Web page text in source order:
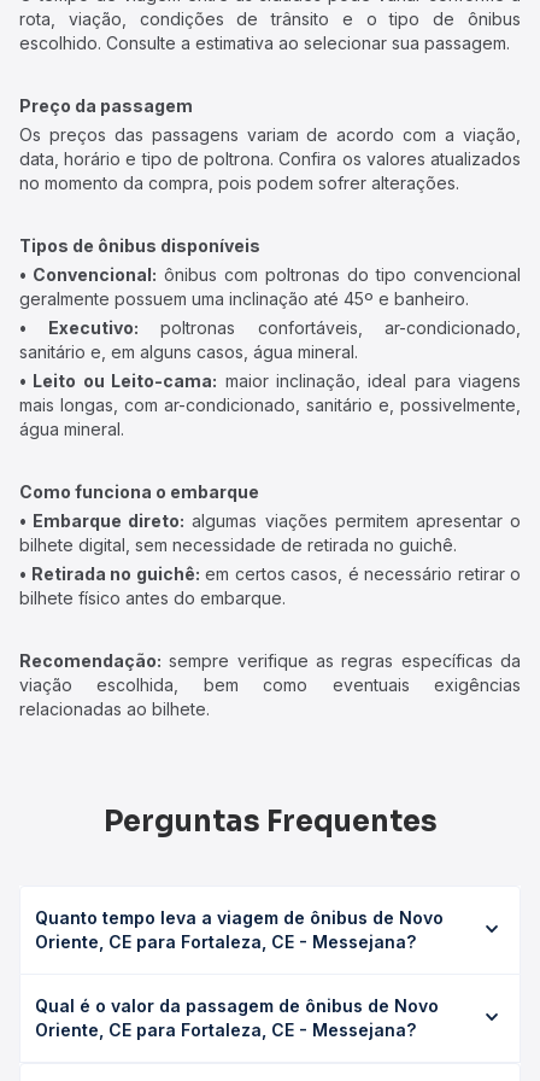
rota, viação, condições de trânsito e o tipo de ônibus
escolhido. Consulte a estimativa ao selecionar sua passagem.
Preço da passagem
Os preços das passagens variam de acordo com a viação,
data, horário e tipo de poltrona. Confira os valores atualizados
no momento da compra, pois podem sofrer alterações.
Tipos de ônibus disponíveis
• Convencional: ônibus com poltronas do tipo convencional
geralmente possuem uma inclinação até 45º e banheiro.
• Executivo: poltronas confortáveis, ar-condicionado,
sanitário e, em alguns casos, água mineral.
• Leito ou Leito-cama: maior inclinação, ideal para viagens
mais longas, com ar-condicionado, sanitário e, possivelmente,
água mineral.
Como funciona o embarque
• Embarque direto: algumas viações permitem apresentar o
bilhete digital, sem necessidade de retirada no guichê.
• Retirada no guichê: em certos casos, é necessário retirar o
bilhete físico antes do embarque.
Recomendação: sempre verifique as regras específicas da
viação escolhida, bem como eventuais exigências
relacionadas ao bilhete.
Perguntas Frequentes
Quanto tempo leva a viagem de ônibus de Novo
Oriente, CE para Fortaleza, CE - Messejana?
CE - Messejana leva em média 7h 30min, podendo variar
conforme a viação, o tipo de serviço (convencional,
Qual é o valor da passagem de ônibus de Novo
Oriente, CE para Fortaleza, CE - Messejana?